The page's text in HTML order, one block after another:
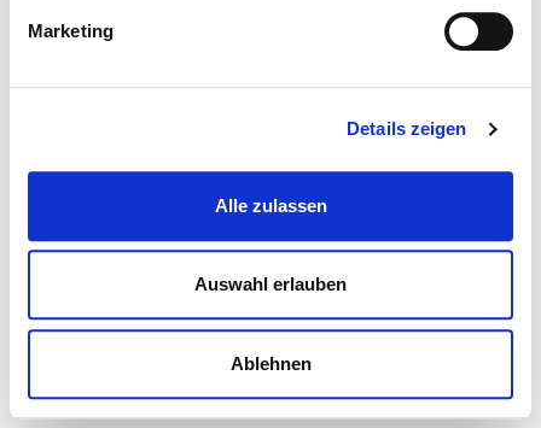
Marketing
Details zeigen
Alle zulassen
Auswahl erlauben
Ablehnen